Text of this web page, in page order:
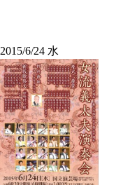
2015/6/24 水